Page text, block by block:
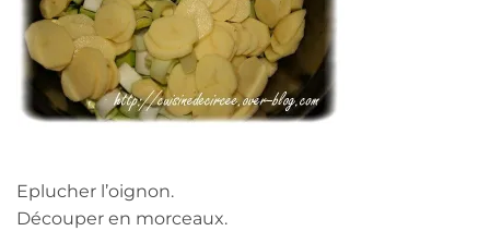
Eplucher l’oignon.
Découper en morceaux.